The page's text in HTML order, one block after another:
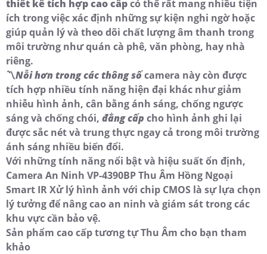
thiết kế tích hợp cao cấpcó thể rất mang nhiều tiện
ích trong việc xác định những sự kiện nghi ngờ hoặc
giúp quản lý và theo dõi chất lượng âm thanh trong
môi trường như quán cà phê, văn phòng, hay nhà
riêng.
〽Nỗi hơn trong các thông sốcamera này còn được
tích hợp nhiều tính năng hiện đại khác như giảm
nhiễu hình ảnh, cân bằng ánh sáng, chống ngược
sáng và chống chói, đẳng cấp cho hình ảnh ghi lại
được sắc nét và trung thực ngay cả trong môi trường
ánh sáng nhiều biến đổi.
Với những tính năng nổi bật và hiệu suất ổn định,
Camera An Ninh VP-4390BP Thu Âm Hồng Ngoại
Smart IR Xử lý hình ảnh với chip CMOS là sự lựa chọn
lý tưởng để nâng cao an ninh và giám sát trong các
khu vực cần bảo vệ.
Sản phẩm cao cấp tương tự Thu Âm cho bạn tham
khảo